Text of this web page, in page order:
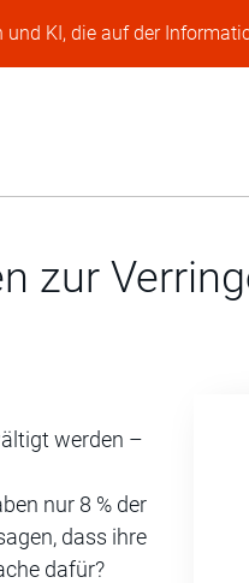
KI, die auf der
zur
werden –
nur 8 % der
dass ihre
dafür?